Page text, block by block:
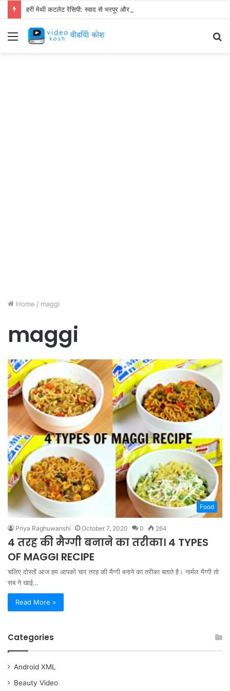
हरी मेथी कटलेट रेसिपी: स्वाद से भरपूर और स्वस्थ नाश्ता बनाएं!
Menu
Home / maggi
maggi
Food
Priya Raghuwanshi October 7, 2020 0 264
4 तरह की मैग्गी बनाने का तरीका। 4 TYPES
OF MAGGI RECIPE
चलिए दोस्तों आज हम आपको चार तरह की मैग्गी बनाने का तरीका बताते है। नार्मल मैग्गी तो
सब ने खाई…
Read More »
Categories
Android XML
Beauty Video